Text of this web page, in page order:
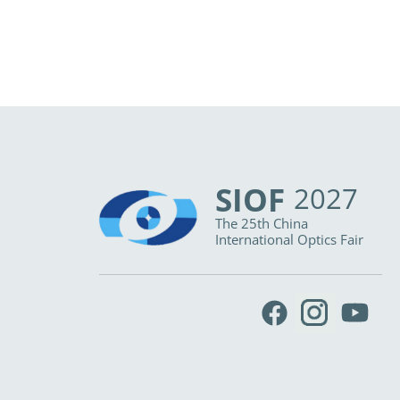
SIOF 2027
The 25th China
International Optics Fair